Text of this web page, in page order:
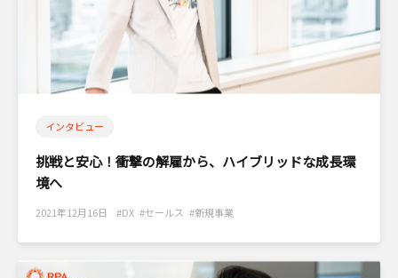
インタビュー
挑戦と安心！衝撃の解雇から、ハイブリッドな成長環
境へ
2021年12月16日 #DX #セールス #新規事業